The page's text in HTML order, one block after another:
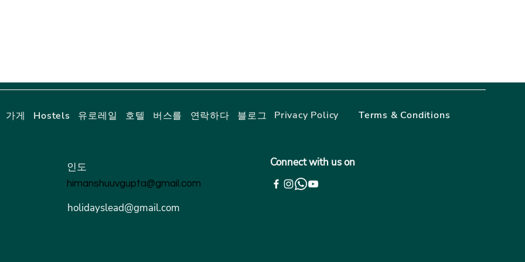
가게 Hostels 유로레일 호텔 버스를 연락하다 블로그 Privacy Policy Terms & Conditions
인도
himanshuuvgupta@gmail.com
holidayslead@gmail.com
Connect with us on